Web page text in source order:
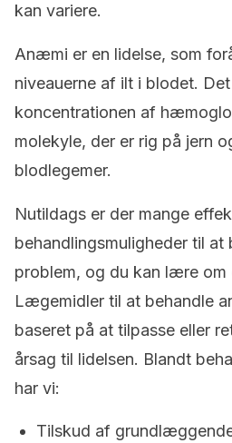
kan variere.
Anæmi er en lidelse, som
niveauerne af ilt i blodet.
koncentrationen af
molekyle, der er rig på jern
blodlegemer.
Nutildags er der mange
behandlingsmuligheder til at
problem, og du kan lære om
Lægemidler til at behandle
baseret på at tilpasse eller
årsag til lidelsen. Blandt
har vi:
Tilskud af